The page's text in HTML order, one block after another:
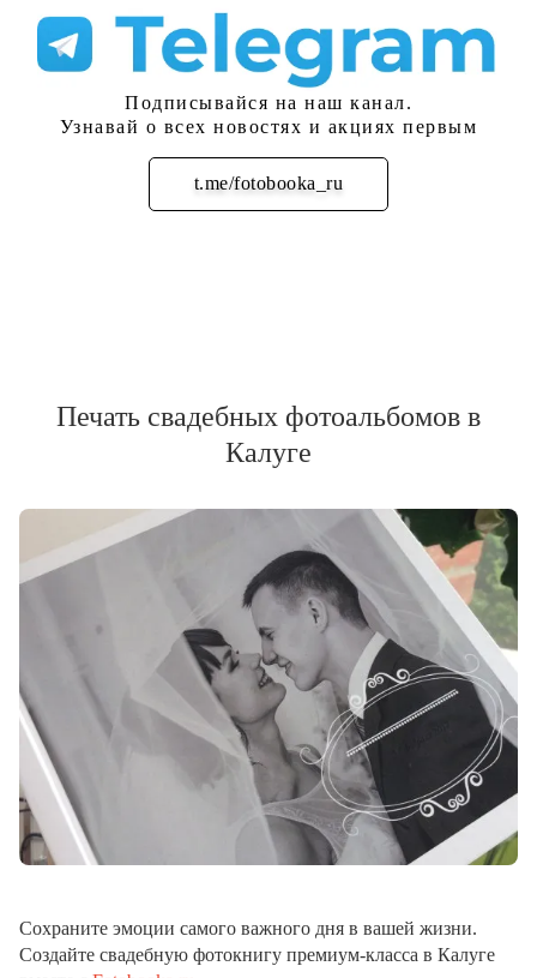
Подписывайся на наш канал.
Узнавай о всех новостях и акциях первым
t.me/fotobooka_ru
Подписаться
Печать свадебных фотоальбомов в
Калуге
Сохраните эмоции самого важного дня в вашей жизни.
Создайте свадебную фотокнигу премиум-класса в Калуге